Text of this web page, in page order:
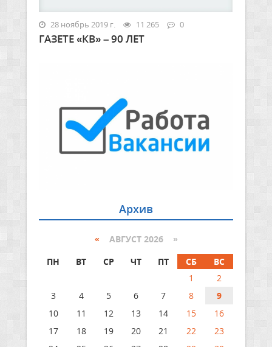
28 ноябрь 2019 г. 11 265 0
ГАЗЕТЕ «КВ» – 90 ЛЕТ
Архив
« АВГУСТ 2026 »
ПН
ВТ СР ЧТ ПТ СБ
ВС
1
2
3
4 5 6 7 8
9
10
11 12 13 14 15
16
17
18 19 20 21 22
23